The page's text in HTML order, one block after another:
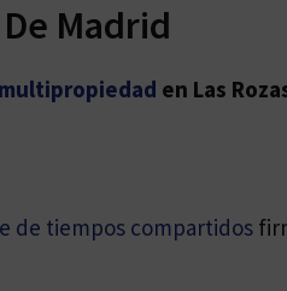
Madrid
multipropiedad en Las
de tiempos compartidos